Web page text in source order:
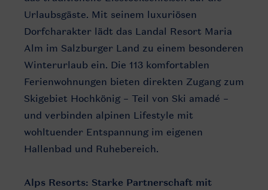
Urlaubsgäste. Mit seinem luxuriösen
Dorfcharakter lädt das Landal Resort Maria
Alm im Salzburger Land zu einem besonderen
Winterurlaub ein. Die 113 komfortablen
Ferienwohnungen bieten direkten Zugang zum
Skigebiet Hochkönig – Teil von Ski amadé –
und verbinden alpinen Lifestyle mit
wohltuender Entspannung im eigenen
Hallenbad und Ruhebereich.
Alps Resorts: Starke Partnerschaft mit